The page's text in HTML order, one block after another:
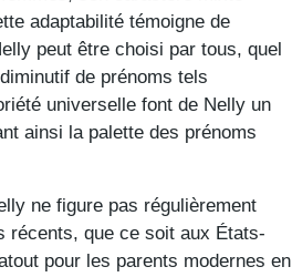
adaptabilité témoigne de
peut être choisi par tous, quel
de prénoms tels
universelle font de Nelly un
ainsi la palette des prénoms
ne figure pas régulièrement
récents, que ce soit aux États-
pour les parents modernes en